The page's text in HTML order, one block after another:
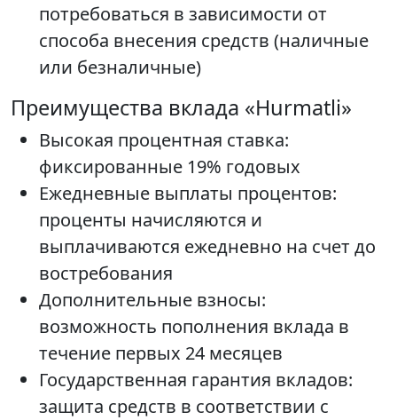
потребоваться в зависимости от
способа внесения средств (наличные
или безналичные)
Преимущества вклада «Hurmatli»
Высокая процентная ставка:
фиксированные 19% годовых
Ежедневные выплаты процентов:
проценты начисляются и
выплачиваются ежедневно на счет до
востребования
Дополнительные взносы:
возможность пополнения вклада в
течение первых 24 месяцев
Государственная гарантия вкладов:
защита средств в соответствии с